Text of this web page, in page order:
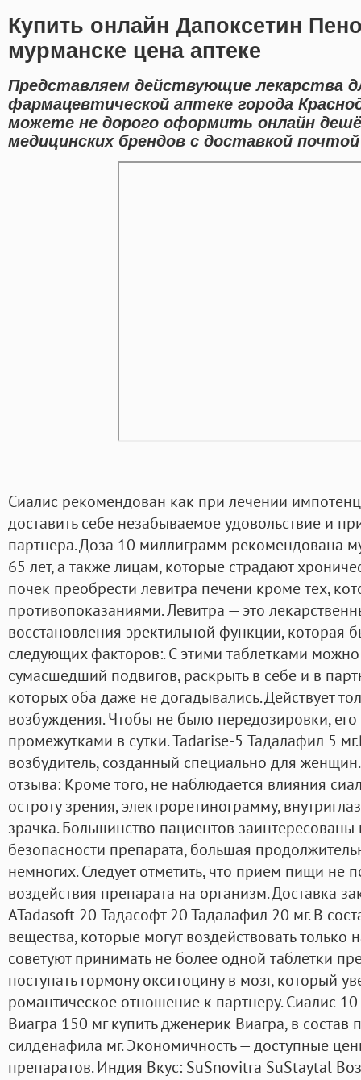
Купить онлайн Дапоксетин
мурманске цена аптеке
Представляем действующие лекарства
фармацевтической аптеке города
можете не дорого оформить онлайн
медицинских брендов с доставкой
Сиалис рекомендован как при лечении
доставить себе незабываемое удовольствие и
партнера. Доза 10 миллиграмм рекомендована
65 лет, а также лицам, которые страдают
почек преобрести левитра печени кроме тех,
противопоказаниями. Левитра — это
восстановления эректильной функции, которая
следующих факторов:. С этими таблетками
сумасшедший подвигов, раскрыть в себе и в
которых оба даже не догадывались. Действует
возбуждения. Чтобы не было передозировки,
промежутками в сутки. Tadarise-5 Тадалафил 5
возбудитель, созданный специально для
отзыва: Кроме того, не наблюдается влияния
остроту зрения, электроретинограмму,
зрачка. Большинство пациентов
безопасности препарата, большая
немногих. Следует отметить, что прием пищи не
воздействия препарата на организм. Доставка
ATadasoft 20 Тадасофт 20 Тадалафил 20 мг. В
вещества, которые могут воздействовать
советуют принимать не более одной таблетки
поступать гормону окситоцину в мозг, который
романтическое отношение к партнеру. Сиалис
Виагра 150 мг купить дженерик Виагра, в состав
силденафила мг. Экономичность — доступные
препаратов. Индия Вкус: SuSnovitra SuStaytal